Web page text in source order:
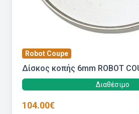
Robot Coupe
Δίσκος κοπής 6mm ROBOT
Διαθέσιμο
104.00€